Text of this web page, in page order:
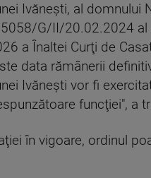
Ivăneşti, al domnului
5058/G/II/20.02.2024 al
a Înaltei Curţi de
data rămânerii
Ivăneşti vor fi
funcţiei", a
în vigoare, ordinul